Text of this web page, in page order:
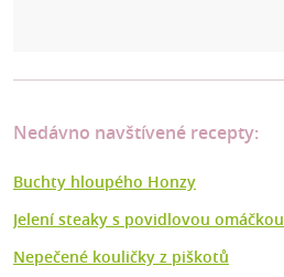
Nedávno navštívené recepty:
Buchty hloupého Honzy
Jelení steaky s povidlovou omáčkou
Nepečené kouličky z piškotů